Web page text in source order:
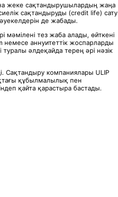
жеке сақтандырушылардың жаңа
сақтандыруды (credit life) сату
де жабады.
тез жаба алады, өйткені
немесе аннуитеттік жоспарларды
әлдеқайда терең әрі нәзік
Сақтандыру компаниялары ULIP
құбылмалылық пен
қайта қарастыра бастады.